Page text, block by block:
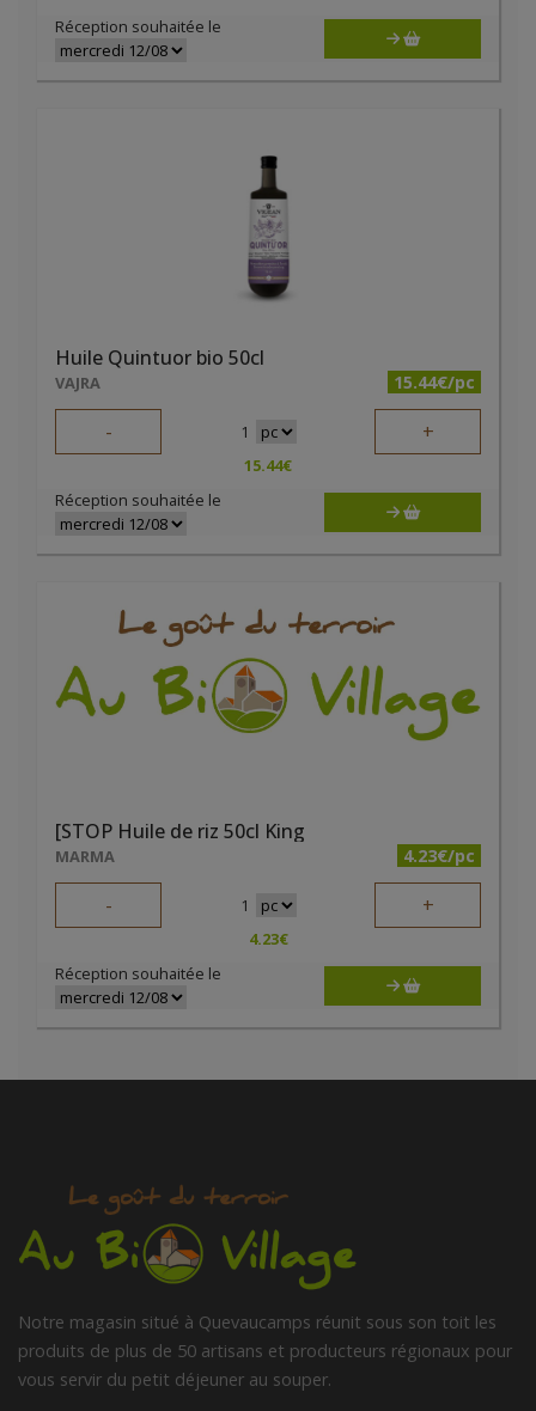
Réception souhaitée le
Huile Quintuor bio 50cl
VAJRA 15.44€/pc
- 1 +
15.44€
Réception souhaitée le
[STOP Huile de riz 50cl King
MARMA 4.23€/pc
- 1 +
4.23€
Réception souhaitée le
Notre magasin situé à Quevaucamps réunit sous son toit les
produits de plus de 50 artisans et producteurs régionaux pour
vous servir du petit déjeuner au souper.